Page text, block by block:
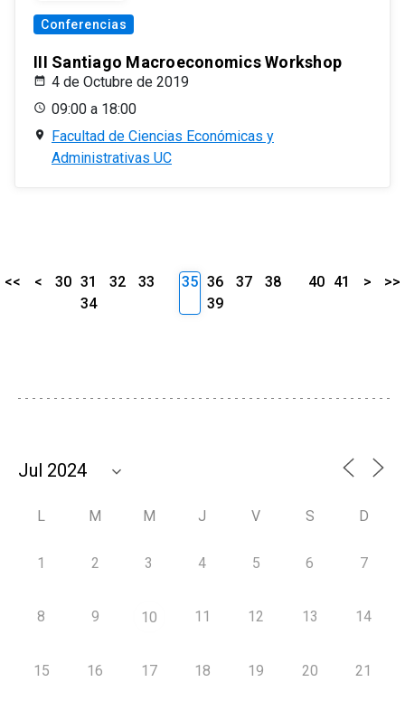
Conferencias
III Santiago Macroeconomics Workshop
4 de Octubre de 2019
09:00 a 18:00
Facultad de Ciencias Económicas y
Administrativas UC
<< < 30 31 32
33
34
35 36 37
38
39
40 41 > >>
L M M J V S D
1 2 3 4 5 6 7
8 9 10 11 12 13 14
15 16 17 18 19 20 21